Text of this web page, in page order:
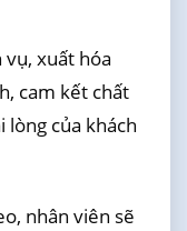
xuất hóa
cam kết chất
lòng của khách
nhân viên sẽ